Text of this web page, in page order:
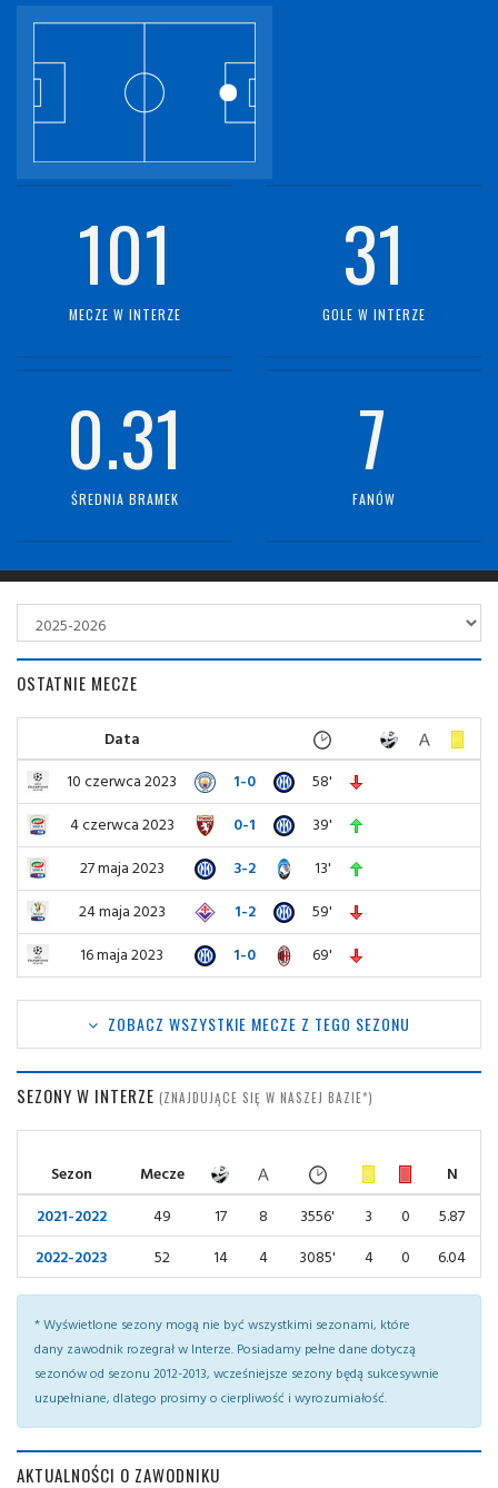
101
MECZE W INTERZE
31
GOLE W INTERZE
0.31
ŚREDNIA BRAMEK
7
FANÓW
OSTATNIE MECZE
Data
10 czerwca 2023
1-0
58'
4 czerwca 2023
0-1
39'
27 maja 2023
3-2
13'
24 maja 2023
1-2
59'
16 maja 2023
1-0 69'
ZOBACZ WSZYSTKIE MECZE Z TEGO SEZONU
SEZONY W INTERZE (ZNAJDUJĄCE SIĘ W NASZEJ BAZIE*)
Sezon Mecze
N
2021-2022
49 17 8 3556' 3 0
5.87
2022-2023
52 14 4 3085' 4 0 6.04
* Wyświetlone sezony mogą nie być wszystkimi sezonami, które
dany zawodnik rozegrał w Interze. Posiadamy pełne dane dotyczą
sezonów od sezonu 2012-2013, wcześniejsze sezony będą sukcesywnie
uzupełniane, dlatego prosimy o cierpliwość i wyrozumiałość.
AKTUALNOŚCI O ZAWODNIKU